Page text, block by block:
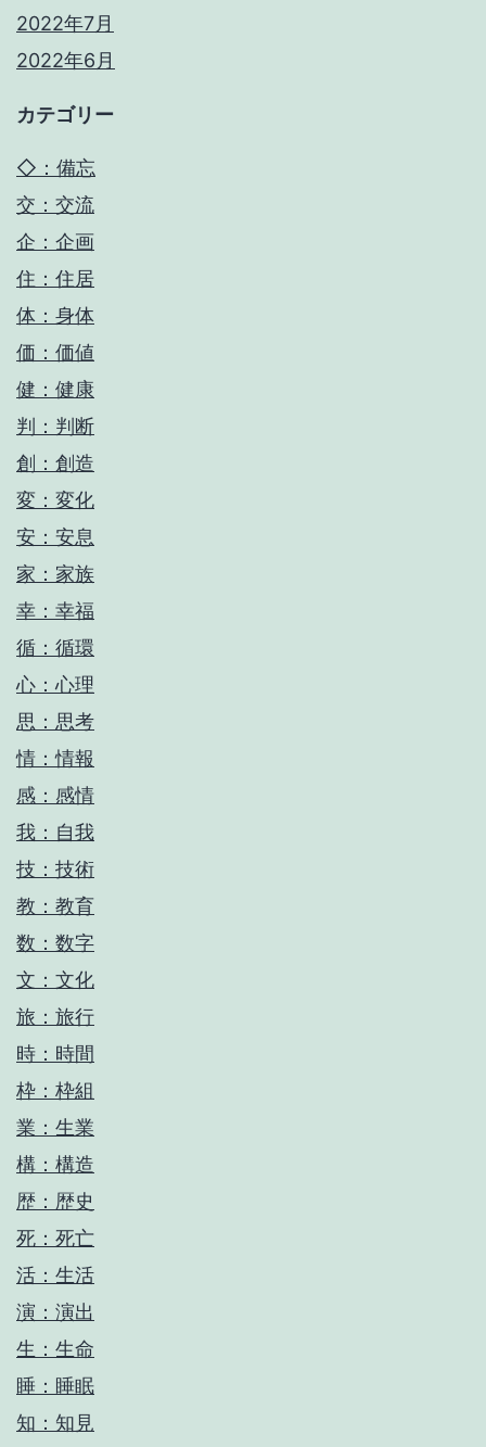
2022年7月
2022年6月
カテゴリー
◇：備忘
交：交流
企：企画
住：住居
体：身体
価：価値
健：健康
判：判断
創：創造
変：変化
安：安息
家：家族
幸：幸福
循：循環
心：心理
思：思考
情：情報
感：感情
我：自我
技：技術
教：教育
数：数字
文：文化
旅：旅行
時：時間
枠：枠組
業：生業
構：構造
歴：歴史
死：死亡
活：生活
演：演出
生：生命
睡：睡眠
知：知見